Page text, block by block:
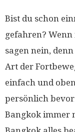
Bist du schon
gefahren?
sagen nein,
Art der
einfach und
persönlich
Bangkok immer